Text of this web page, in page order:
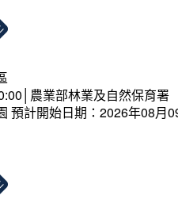
農業部林業及自然保育署
預計開始日期：2026年08月